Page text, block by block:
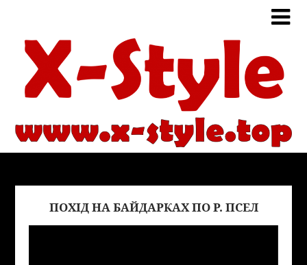
ПОХІД НА БАЙДАРКАХ ПО Р. ПСЕЛ